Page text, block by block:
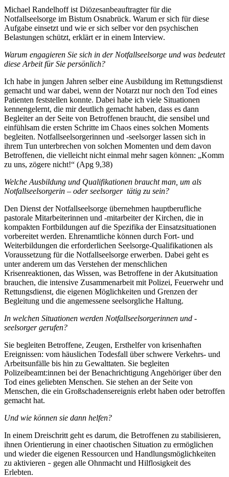
Michael Randelhoff ist Diözesanbeauftragter für die
Notfallseelsorge im Bistum Osnabrück. Warum er sich für diese
Aufgabe einsetzt und wie er sich selber vor den psychischen
Belastungen schützt, erklärt er in einem Interview.
Warum engagieren Sie sich in der Notfallseelsorge und was bedeutet
diese Arbeit für Sie persönlich?
Ich habe in jungen Jahren selber eine Ausbildung im Rettungsdienst
gemacht und war dabei, wenn der Notarzt nur noch den Tod eines
Patienten feststellen konnte. Dabei habe ich viele Situationen
kennengelernt, die mir deutlich gemacht haben, dass es dann
Begleiter an der Seite von Betroffenen braucht, die sensibel und
einfühlsam die ersten Schritte im Chaos eines solchen Moments
begleiten. Notfallseelsorgerinnen und -seelsorger lassen sich in
ihrem Tun unterbrechen von solchen Momenten und dem davon
Betroffenen, die vielleicht nicht einmal mehr sagen können: „Komm
zu uns, zögere nicht!“ (Apg 9,38)
Welche Ausbildung und Qualifikationen braucht man, um als
Notfallseelsorgerin – oder seelsorger tätig zu sein?
Den Dienst der Notfallseelsorge übernehmen hauptberufliche
pastorale Mitarbeiterinnen und -mitarbeiter der Kirchen, die in
kompakten Fortbildungen auf die Spezifika der Einsatzsituationen
vorbereitet werden. Ehrenamtliche können durch Fort- und
Weiterbildungen die erforderlichen Seelsorge-Qualifikationen als
Voraussetzung für die Notfallseelsorge erwerben. Dabei geht es
unter anderem um das Verstehen der menschlichen
Krisenreaktionen, das Wissen, was Betroffene in der Akutsituation
brauchen, die intensive Zusammenarbeit mit Polizei, Feuerwehr und
Rettungsdienst, die eigenen Möglichkeiten und Grenzen der
Begleitung und die angemessene seelsorgliche Haltung.
In welchen Situationen werden Notfallseelsorgerinnen und -
seelsorger gerufen?
Sie begleiten Betroffene, Zeugen, Ersthelfer von krisenhaften
Ereignissen: vom häuslichen Todesfall über schwere Verkehrs- und
Arbeitsunfälle bis hin zu Gewalttaten. Sie begleiten
Polizeibeamt:innen bei der Benachrichtigung Angehöriger über den
Tod eines geliebten Menschen. Sie stehen an der Seite von
Menschen, die ein Großschadensereignis erlebt haben oder betroffen
gemacht hat.
Und wie können sie dann helfen?
In einem Dreischritt geht es darum, die Betroffenen zu stabilisieren,
ihnen Orientierung in einer chaotischen Situation zu ermöglichen
und wieder die eigenen Ressourcen und Handlungsmöglichkeiten
zu aktivieren – gegen alle Ohnmacht und Hilflosigkeit des
Erlebten.